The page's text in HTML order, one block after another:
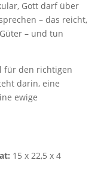
Gott darf über
– das reicht,
– und tun
für den richtigen
darin, eine
ewige
15 x 22,5 x 4